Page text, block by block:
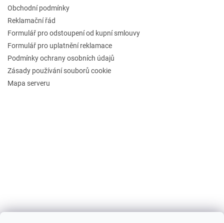
Obchodní podmínky
Reklamační řád
Formulář pro odstoupení od kupní smlouvy
Formulář pro uplatnění reklamace
Podmínky ochrany osobních údajů
Zásady používání souborů cookie
Mapa serveru